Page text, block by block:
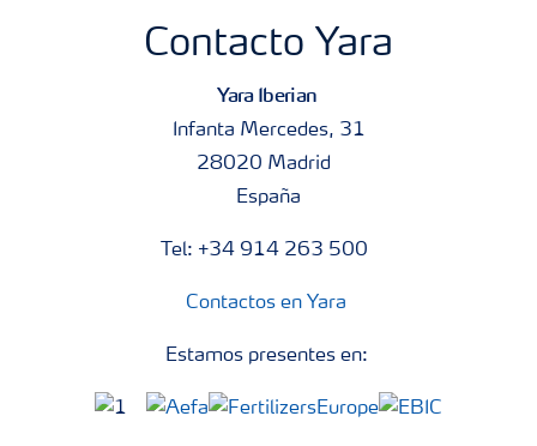
Contacto Yara
Yara Iberian
Infanta Mercedes, 31
28020 Madrid
España
Tel: +34 914 263 500
Contactos en Yara
Estamos presentes en: